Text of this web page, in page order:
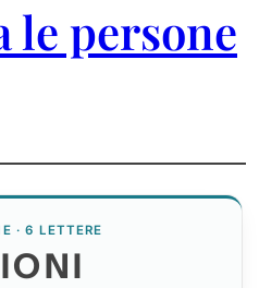
le persone
· 6 LETTERE